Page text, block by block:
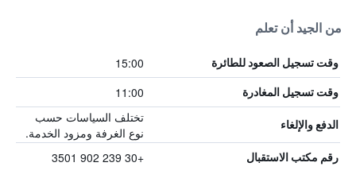
من الجيد أن تعلم
وقت تسجيل الصعود للطائرة 15:00
وقت تسجيل المغادرة 11:00
الدفع والإلغاء
تختلف السياسات حسب
نوع الغرفة ومزود الخدمة.
رقم مكتب الاستقبال +30 239 902 3501